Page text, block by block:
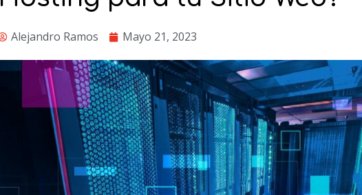
Alejandro Ramos Mayo 21, 2023